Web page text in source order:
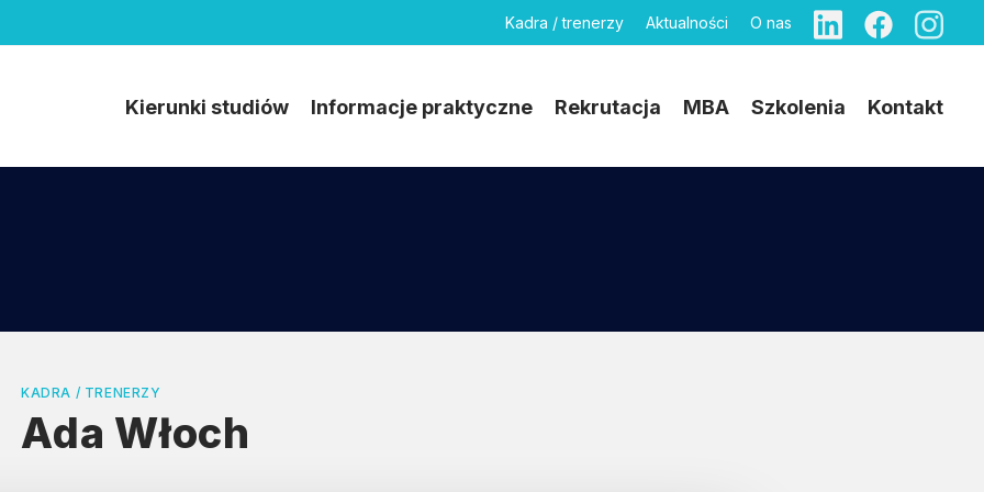
Kadra / trenerzy Aktualności O nas
Kierunki studiów Informacje praktyczne Rekrutacja MBA Szkolenia Kontakt
KADRA / TRENERZY
Ada Włoch